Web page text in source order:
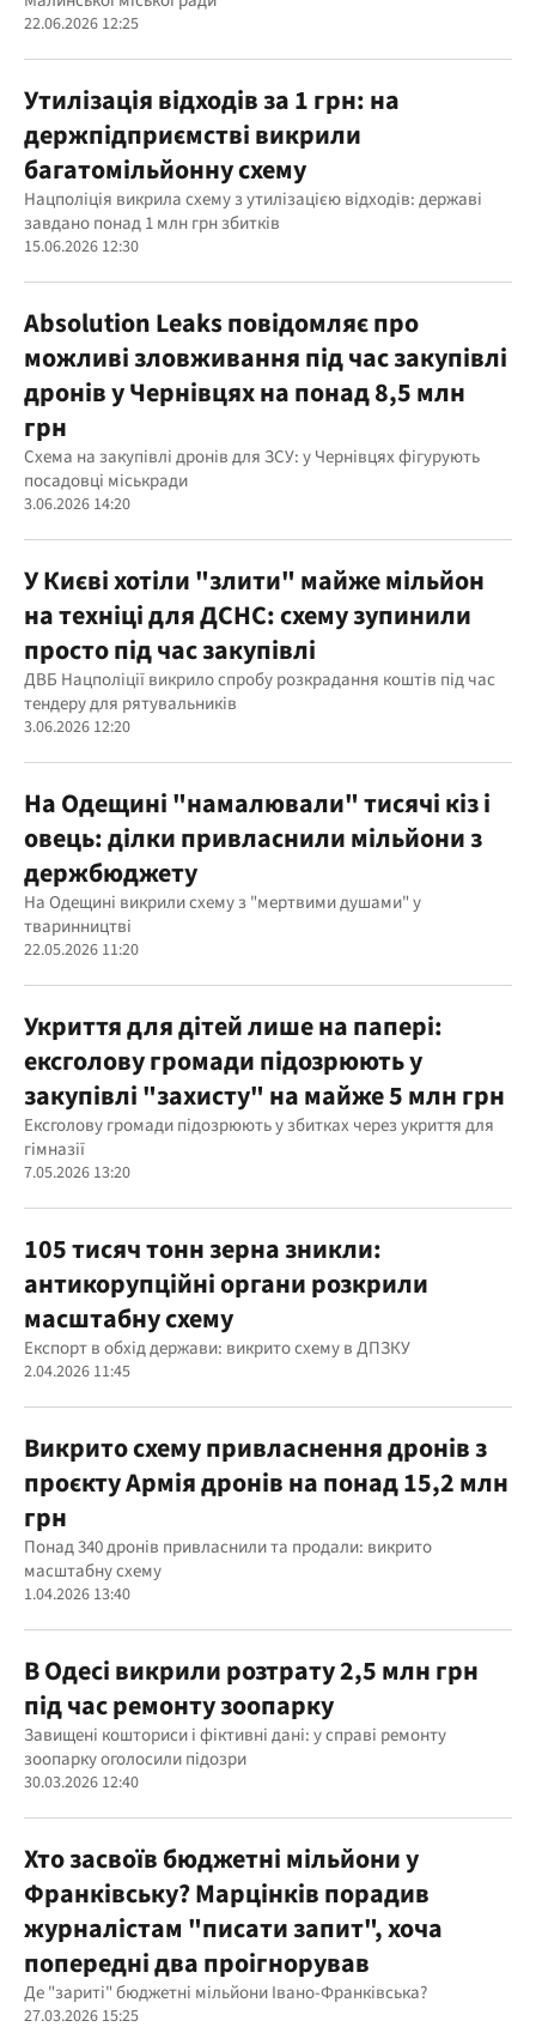
22.06.2026 12:25
Утилізація відходів за 1 грн: на
держпідприємстві викрили
багатомільйонну схему
Нацполіція викрила схему з утилізацією відходів: державі
завдано понад 1 млн грн збитків
15.06.2026 12:30
Absolution Leaks повідомляє про
можливі зловживання під час закупівлі
дронів у Чернівцях на понад 8,5 млн
грн
Схема на закупівлі дронів для ЗСУ: у Чернівцях фігурують
посадовці міськради
3.06.2026 14:20
У Києві хотіли "злити" майже мільйон
на техніці для ДСНС: схему зупинили
просто під час закупівлі
ДВБ Нацполіції викрило спробу розкрадання коштів під час
тендеру для рятувальників
3.06.2026 12:20
На Одещині "намалювали" тисячі кіз і
овець: ділки привласнили мільйони з
держбюджету
На Одещині викрили схему з "мертвими душами" у
тваринництві
22.05.2026 11:20
Укриття для дітей лише на папері:
ексголову громади підозрюють у
закупівлі "захисту" на майже 5 млн грн
Ексголову громади підозрюють у збитках через укриття для
гімназії
7.05.2026 13:20
105 тисяч тонн зерна зникли:
антикорупційні органи розкрили
масштабну схему
Експорт в обхід держави: викрито схему в ДПЗКУ
2.04.2026 11:45
Викрито схему привласнення дронів з
проєкту Армія дронів на понад 15,2 млн
грн
Понад 340 дронів привласнили та продали: викрито
масштабну схему
1.04.2026 13:40
В Одесі викрили розтрату 2,5 млн грн
під час ремонту зоопарку
Завищені кошториси і фіктивні дані: у справі ремонту
зоопарку оголосили підозри
30.03.2026 12:40
Хто засвоїв бюджетні мільйони у
Франківську? Марцінків порадив
журналістам "писати запит", хоча
попередні два проігнорував
Де "зариті" бюджетні мільйони Івано-Франківська?
27.03.2026 15:25